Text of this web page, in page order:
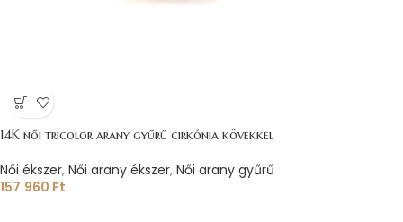
14K női tricolor arany gyűrű cirkónia kövekkel
Női ékszer, Női arany ékszer, Női arany gyűrű
157.960 Ft